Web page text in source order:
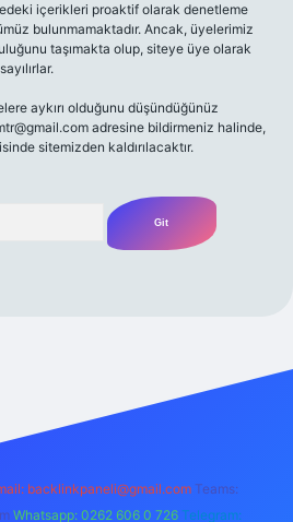
içerikleri proaktif olarak denetleme
bulunmamaktadır. Ancak, üyelerimiz
taşımakta olup, siteye üye olarak
aykırı olduğunu düşündüğünüz
adresine bildirmeniz halinde,
sitemizden kaldırılacaktır.
m elexbet
backlinkpaneli@gmail.com Teams:
Whatsapp: 0262 606 0 726 Telegram: